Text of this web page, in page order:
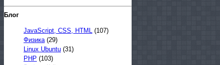
Блог
JavaScript, CSS, HTML (107)
Физика(29)
Linux Ubuntu (31)
PHP (103)